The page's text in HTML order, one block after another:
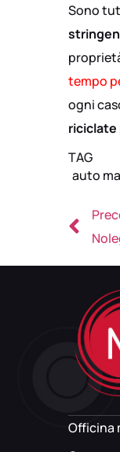
Sono
tempo
ogni
riciclate
TAG
auto
Officina